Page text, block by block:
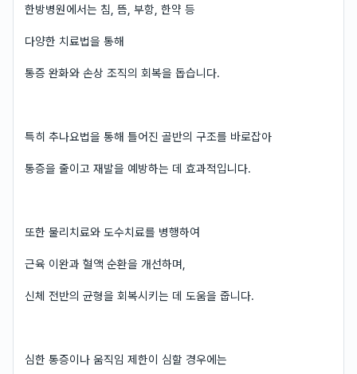
한방병원에서는 침, 뜸, 부항, 한약 등
다양한 치료법을 통해
통증 완화와 손상 조직의 회복을 돕습니다.
특히 추나요법을 통해 틀어진 골반의 구조를 바로잡아
통증을 줄이고 재발을 예방하는 데 효과적입니다.
또한 물리치료와 도수치료를 병행하여
근육 이완과 혈액 순환을 개선하며,
신체 전반의 균형을 회복시키는 데 도움을 줍니다.
심한 통증이나 움직임 제한이 심할 경우에는